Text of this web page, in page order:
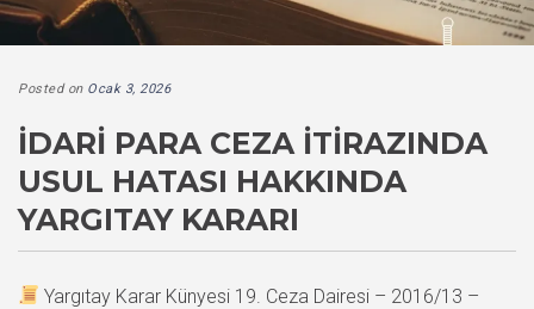
Posted on Ocak 3, 2026
İDARI PARA CEZA İTIRAZINDA
USUL HATASI HAKKINDA
YARGITAY KARARI
Yargıtay Karar Künyesi 19. Ceza Dairesi – 2016/13 –